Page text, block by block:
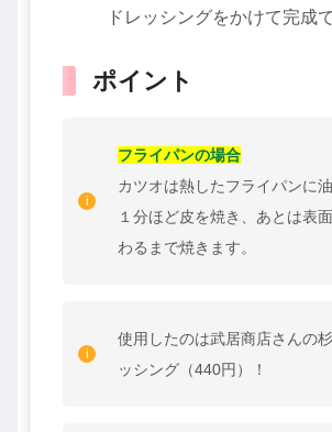
ドレッシングをかけて完成で
ポイント
フライパンの場合
カツオは熱したフライパンに油
１分ほど皮を焼き、あとは表
わるまで焼きます。
使用したのは武居商店さんの
ッシング（440円）！